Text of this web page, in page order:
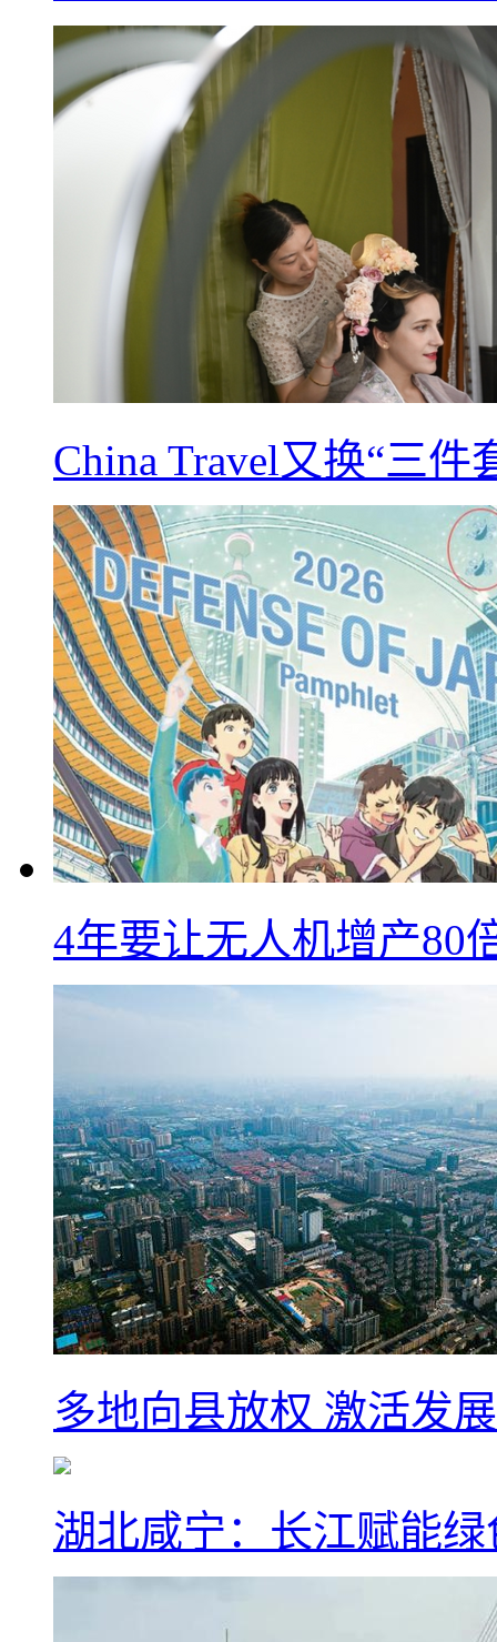
China Travel又换“三
4年要让无人机增产80
多地向县放权 激活发
湖北咸宁：长江赋能